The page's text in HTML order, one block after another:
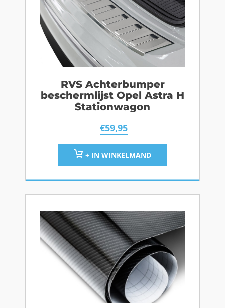
RVS Achterbumper
beschermlijst Opel Astra H
Stationwagon
€59,95
+ IN WINKELMAND